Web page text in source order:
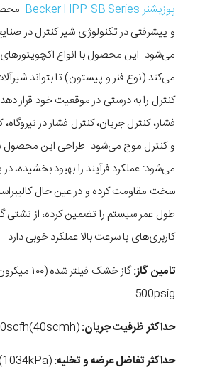
پوزیشنر Becker HPP-SB Series
و پیشرفتی در تکنولوژی شیر کنترل در
می‌شود. این محصول با انواع اکچویتورهای
می‌کند (نوع فنر و پیستون) تا بتواند
کنترل را به درستی در موقعیت خود قرار
فشار، کنترل جریان، کنترل فشار در نیروگاه،
و کنترل موج می‌شود. طراحی این محصول
می‌شود: عملکرد فرآیند را بهبود بخشیده،
سخت مقاومت کرده و در عین حال
طول عمر سیستم را تضمین کرده، از نشتی
کاربری‌های با سرعت بالا عملکرد خوبی دارد.
تامین گاز:
گاز خشک
500psig
حداکثر ظرفیت جریان:2400scfh(40scmh)
حداکثر تفاضل عرضه و تخلیه: